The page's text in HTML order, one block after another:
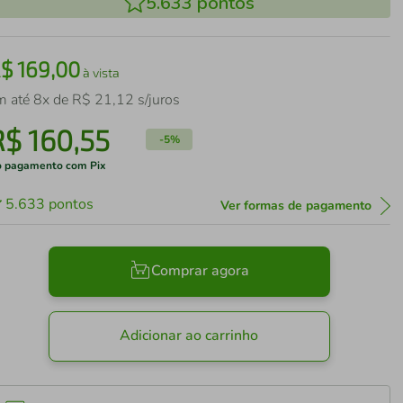
169,00à vista
até 8x de R$ 21,12 s/juros
160,55 -5%
pagamento com Pix
5.633 pontos Ver formas de pagamento
Comprar agora
Adicionar ao carrinho